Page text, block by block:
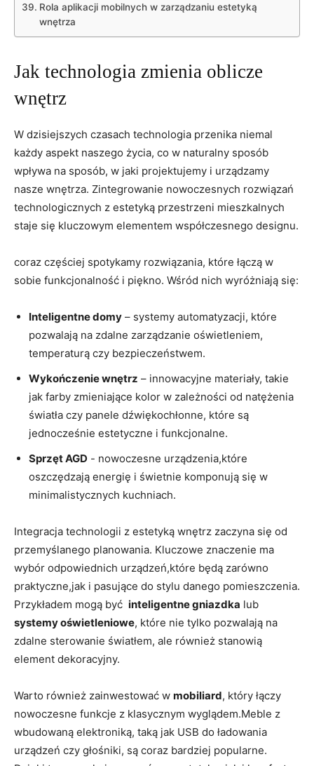
Rola aplikacji mobilnych w zarządzaniu estetyką
wnętrza
Jak technologia zmienia oblicze
⁢wnętrz
W dzisiejszych​ czasach technologia przenika niemal‌
każdy aspekt naszego życia, co w naturalny ​sposób
wpływa ‍na sposób, w jaki projektujemy i urządzamy
nasze wnętrza. Zintegrowanie nowoczesnych rozwiązań
technologicznych ⁣z estetyką przestrzeni ‌mieszkalnych
staje się kluczowym elementem ‌współczesnego designu.
coraz częściej spotykamy rozwiązania, które łączą w
sobie funkcjonalność i piękno. Wśród​ nich⁢ wyróżniają się:
Inteligentne domy – systemy automatyzacji, które‌
pozwalają ⁣na zdalne zarządzanie oświetleniem,
temperaturą czy bezpieczeństwem.
Wykończenie wnętrz – innowacyjne materiały, takie
jak farby zmieniające kolor w zależności od natężenia
światła ​czy panele dźwiękochłonne, ‌które są​
jednocześnie estetyczne i funkcjonalne.
Sprzęt AGD -​ nowoczesne urządzenia,które
oszczędzają energię i ‍świetnie ‌komponują się w
minimalistycznych kuchniach.
Integracja technologii z estetyką⁣ wnętrz zaczyna się ⁤od
przemyślanego planowania. Kluczowe znaczenie‌ ma
wybór odpowiednich urządzeń,które będą zarówno
praktyczne,jak i pasujące do stylu danego pomieszczenia.‍
Przykładem ⁣mogą być ⁤ inteligentne gniazdka lub
systemy oświetleniowe, które ‌nie tylko pozwalają⁢ na
zdalne⁢ sterowanie światłem, ale również stanowią
element dekoracyjny.
Warto ⁢również⁤ zainwestować w mobiliard, który łączy
nowoczesne funkcje z klasycznym⁢ wyglądem.Meble z
wbudowaną elektroniką, taką jak USB do ładowania‌
urządzeń czy głośniki, są coraz bardziej popularne.